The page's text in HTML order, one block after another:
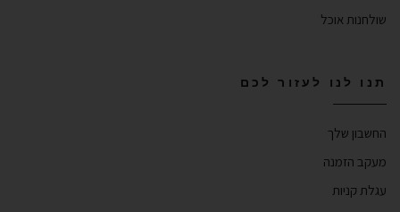
שולחנות אוכל
תנו לנו לעזור לכם
החשבון שלך
מעקב הזמנה
עגלת קניות